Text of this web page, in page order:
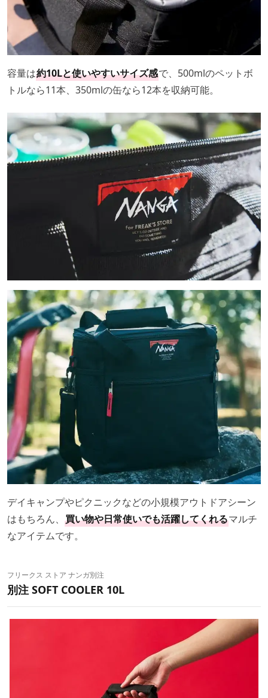
容量は約10Lと使いやすいサイズ感で、500mlのペットボ
トルなら11本、350mlの缶なら12本を収納可能。
デイキャンプやピクニックなどの小規模アウトドアシーン
はもちろん、 買い物や日常使いでも活躍してくれるマルチ
なアイテムです。
フリークス ストア ナンガ別注
別注 SOFT COOLER 10L